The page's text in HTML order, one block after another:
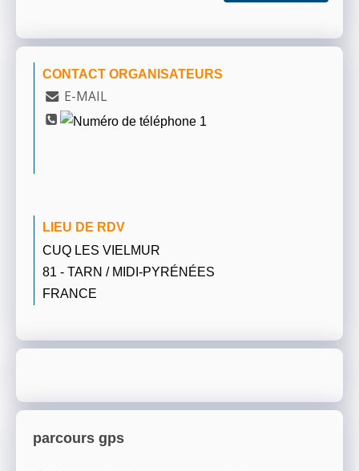
CONTACT ORGANISATEURS
E-MAIL
LIEU DE RDV
CUQ LES VIELMUR
81 - TARN / MIDI-PYRÉNÉES
FRANCE
parcours gps